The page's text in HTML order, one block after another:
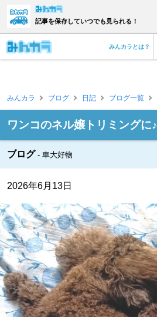
記事を保存していつでも見られる！
みんカラとは？
みんカラ ブログ 日記 ブログ一覧
ワンコのネル嬢トリミングに♪
ブログ 車大好物
2026年6月13日